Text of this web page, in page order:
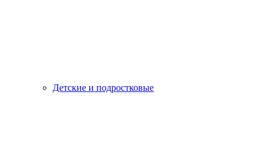
Детские и подростковые